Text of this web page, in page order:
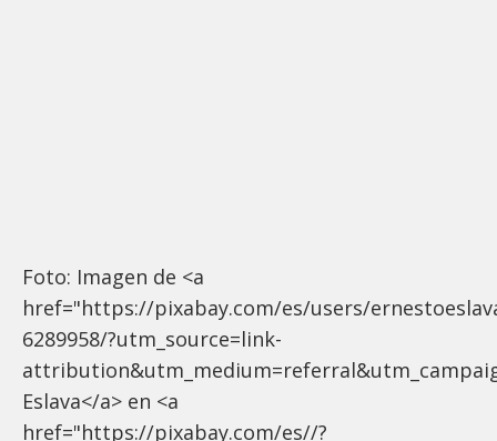
Foto: Imagen de <a
href="https://pixabay.com/es/users/
6289958/?utm_source=link-
Eslava</a> en <a
href="https://pixabay.com/es//?